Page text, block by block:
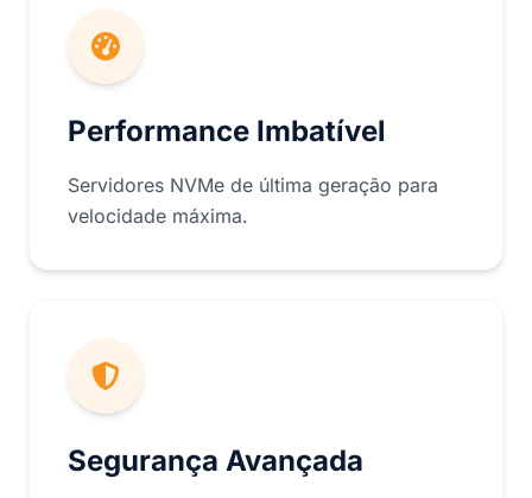
Performance Imbatível
Servidores NVMe de última geração para
velocidade máxima.
Segurança Avançada